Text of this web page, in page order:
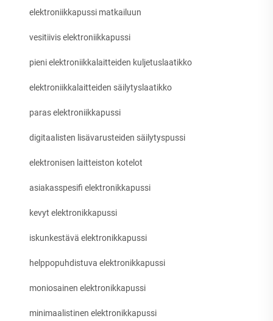
elektroniikkapussi matkailuun
vesitiivis elektroniikkapussi
pieni elektroniikkalaitteiden kuljetuslaatikko
elektroniikkalaitteiden säilytyslaatikko
paras elektroniikkapussi
digitaalisten lisävarusteiden säilytyspussi
elektronisen laitteiston kotelot
asiakasspesifi elektronikkapussi
kevyt elektronikkapussi
iskunkestävä elektronikkapussi
helppopuhdistuva elektronikkapussi
moniosainen elektronikkapussi
minimaalistinen elektronikkapussi